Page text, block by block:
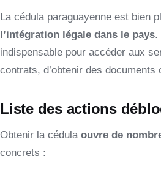
La cédula paraguayenne est bien
l’intégration légale dans le pays.
indispensable pour accéder aux
contrats, d’obtenir des
Liste des actions
Obtenir la cédula ouvre de
concrets :